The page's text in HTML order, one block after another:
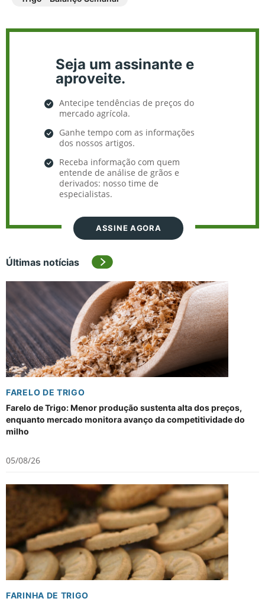
Seja um assinante e
aproveite.
Antecipe tendências de preços do
mercado agrícola.
Ganhe tempo com as informações
dos nossos artigos.
Receba informação com quem
entende de análise de grãos e
derivados: nosso time de
especialistas.
ASSINE AGORA
Últimas notícias
FARELO DE TRIGO
Farelo de Trigo: Menor produção sustenta alta dos preços,
enquanto mercado monitora avanço da competitividade do
milho
05/08/26
FARINHA DE TRIGO